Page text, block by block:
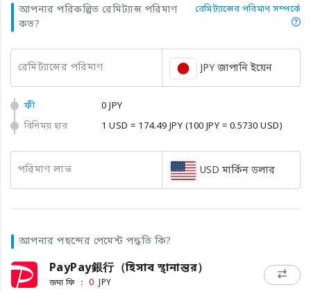
আপনার পরিকল্পিত রেমিট্যান্স পরিমাণ
কত?
রেমিট্যান্সের পরিমাণ সম্পর্কে
রেমিট্যান্সের পরিমাণ JPY জাপানি ইয়েন
ফী
0 JPY
বিনিময় হার
1 USD = 174.49 JPY (100 JPY = 0.5730 USD)
পরিমাণ লাভ USD মার্কিন ডলার
আপনার পছন্দের পেমেন্ট পদ্ধতি কি?
PayPay銀行（হিসাব স্থানান্তর）
জমা ফি ： 0 JPY